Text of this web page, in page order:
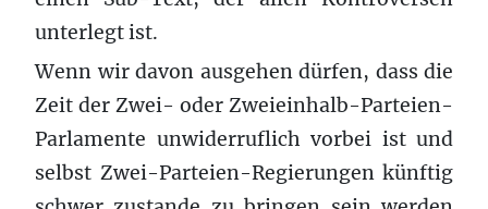
unterlegt ist.
Wenn wir davon ausgehen dürfen, dass die
Zeit der Zwei- oder Zweieinhalb-Parteien-
Parlamente unwiderruflich vorbei ist und
selbst Zwei-Parteien-Regierungen künftig